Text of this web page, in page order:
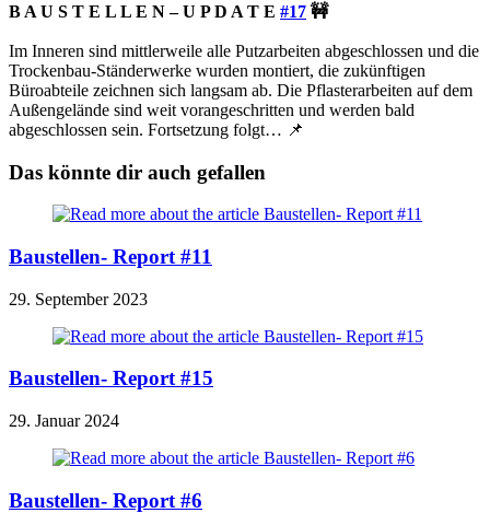
B A U S T E L L E N – U P D A T E #17 🚧
Im Inneren sind mittlerweile alle Putzarbeiten abgeschlossen und die
Trockenbau-Ständerwerke wurden montiert, die zukünftigen
Büroabteile zeichnen sich langsam ab. Die Pflasterarbeiten auf dem
Außengelände sind weit vorangeschritten und werden bald
abgeschlossen sein. Fortsetzung folgt… 📌
Das könnte dir auch gefallen
Baustellen- Report #11
29. September 2023
Baustellen- Report #15
29. Januar 2024
Baustellen- Report #6